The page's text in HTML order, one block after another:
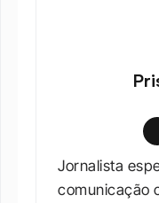
Jornalista
comunicação